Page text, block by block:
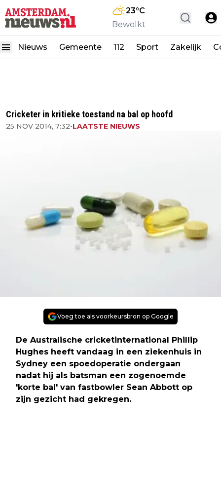
23°C
Bewolkt
Nieuws Gemeente 112 Sport Zakelijk
Cricketer in kritieke toestand na bal op hoofd
25 NOV 2014, 7:32•LAATSTE NIEUWS
Voeg toe als voorkeursbron op Google
De Australische cricketinternational Phillip
Hughes heeft vandaag in een ziekenhuis in
Sydney een spoedoperatie ondergaan
nadat hij als batsman een zogenoemde
'korte bal' van fastbowler Sean Abbott op
zijn gezicht had gekregen.